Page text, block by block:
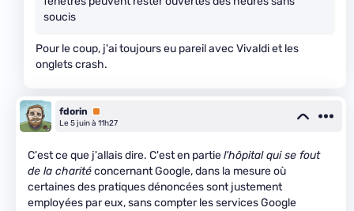
soucis
Pour le coup, j'ai toujours eu pareil avec Vivaldi et les
onglets crash.
fdorin
Premium
Le 5 juin à 11h27
C'est ce que j'allais dire. C'est en partiel'hôpital qui se fout
de la charitéconcernant Google, dans la mesure où
certaines des pratiques dénoncées sont justement
employées par eux, sans compter les services Google